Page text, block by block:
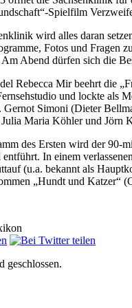
Spielfilm
wird alles daran
Fotos und Fragen
Am Abend dürfen sich die
Rebecca Mir beehrt die
und lockte als
Simoni (Dieter
Maria Köhler und Jörn
des Ersten wird der 90-
In einem
(u.a. bekannt als
„Hundt und Katzer“
geschlossen.